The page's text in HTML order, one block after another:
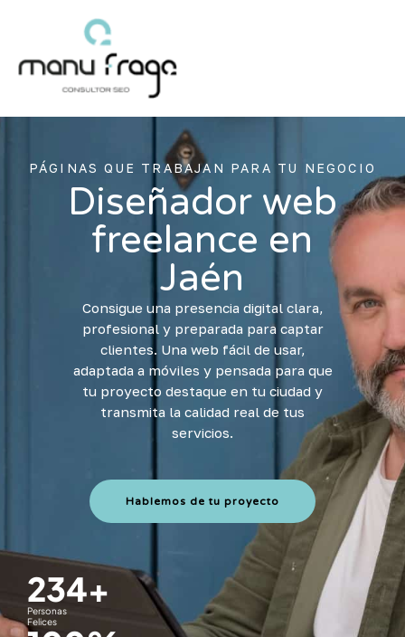
PÁGINAS QUE TRABAJAN PARA TU NEGOCIO
Diseñador web
freelance en
Jaén
Consigue una presencia digital clara,
profesional y preparada para captar
clientes. Una web fácil de usar,
adaptada a móviles y pensada para que
tu proyecto destaque en tu ciudad y
transmita la calidad real de tus
servicios.
Hablemos de tu proyecto
Personas
Felices
234+